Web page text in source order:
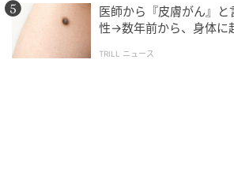
医師から『皮膚がん』
性→数年前から、身体に
TRILL ニュース